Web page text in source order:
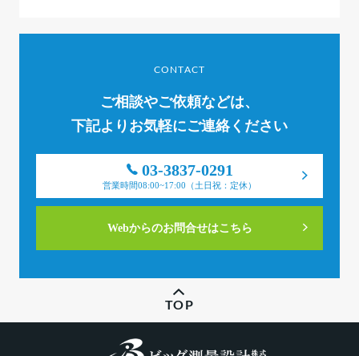
CONTACT
ご相談やご依頼などは、
下記よりお気軽にご連絡ください
03-3837-0291
営業時間08:00~17:00（土日祝：定休）
Webからのお問合せはこちら
TOP